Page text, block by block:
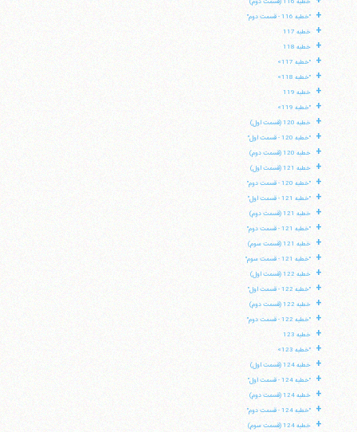
+ "خطبه 116 - قسمت دوم"
+ خطبه 117
+ خطبه 118
+ "خطبه 117»
+ "خطبه 118»
+ خطبه 119
+ "خطبه 119»
+ خطبه 120 (قسمت اول)
+ "خطبه 120 - قسمت اول"
+ خطبه 120 (قسمت دوم)
+ خطبه 121 (قسمت اول)
+ "خطبه 120 - قسمت دوم"
+ "خطبه 121 - قسمت اول"
+ خطبه 121 (قسمت دوم)
+ "خطبه 121 - قسمت دوم"
+ خطبه 121 (قسمت سوم)
+ "خطبه 121 - قسمت سوم"
+ خطبه 122 (قسمت اول)
+ "خطبه 122 - قسمت اول"
+ خطبه 122 (قسمت دوم)
+ "خطبه 122 - قسمت دوم"
+ خطبه 123
+ "خطبه 123»
+ خطبه 124 (قسمت اول)
+ "خطبه 124 - قسمت اول"
+ خطبه 124 (قسمت دوم)
+ "خطبه 124 - قسمت دوم"
+ خطبه 124 (قسمت سوم)